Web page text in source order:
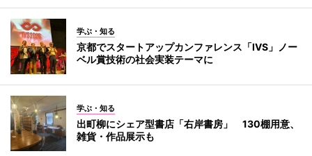
学ぶ・知る
京都でスタートアップカンファレンス「IVS」ノー
ベル賞技術の社会実装テーマに
学ぶ・知る
出町柳にシェア型書店「右岸書房」 130棚用意、
雑貨・作品展示も